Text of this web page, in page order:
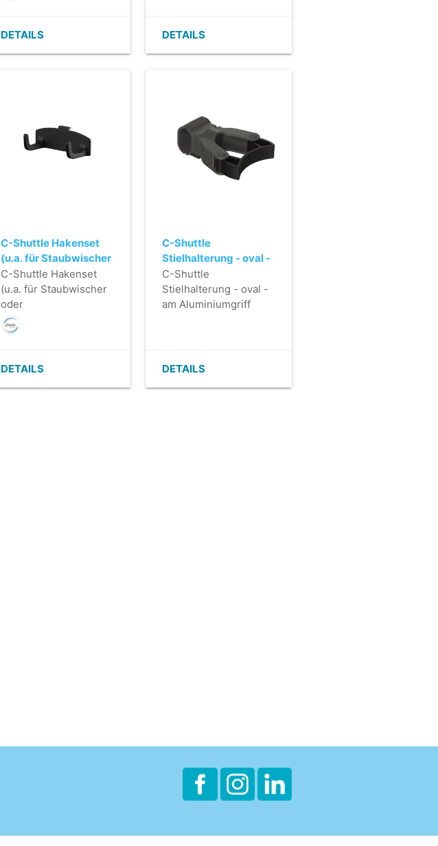
DETAILS DETAILS
C-Shuttle Hakenset
(u.a. für Staubwischer
oder
Sicherheitsbestimmungen)
C-Shuttle Hakenset
(u.a. für Staubwischer
oder
Sicherheitsbestimmungen)
DETAILS
C-Shuttle
Stielhalterung - oval -
am Aluminiumgriff
befestigt
C-Shuttle
Stielhalterung - oval -
am Aluminiumgriff
DETAILS